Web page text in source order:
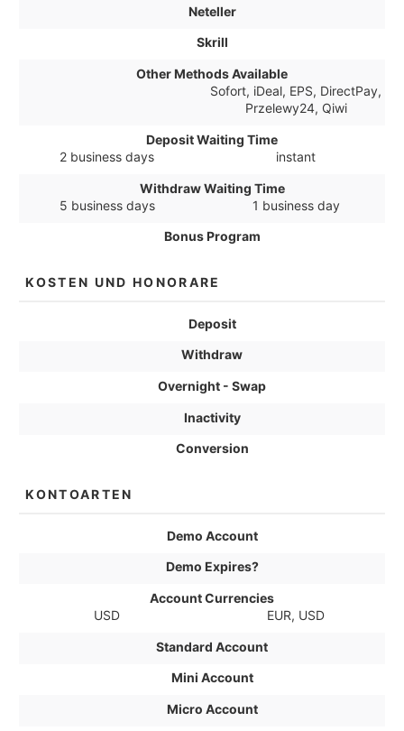
Neteller
Skrill
Other Methods Available
Sofort, iDeal, EPS, DirectPay,
Przelewy24, Qiwi
Deposit Waiting Time
2 business days
instant
Withdraw Waiting Time
5 business days
1 business day
Bonus Program
KOSTEN UND HONORARE
Deposit
Withdraw
Overnight - Swap
Inactivity
Conversion
KONTOARTEN
Demo Account
Demo Expires?
Account Currencies
USD
EUR, USD
Standard Account
Mini Account
Micro Account